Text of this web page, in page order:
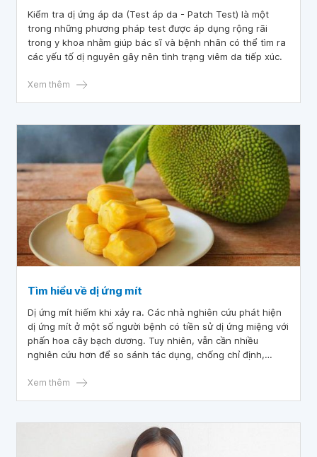
Kiểm tra dị ứng áp da (Test áp da - Patch Test) là một
trong những phương pháp test được áp dụng rộng rãi
trong y khoa nhằm giúp bác sĩ và bệnh nhân có thể tìm ra
các yếu tố dị nguyên gây nên tình trạng viêm da tiếp xúc.
Xem thêm
Tìm hiểu về dị ứng mít
Dị ứng mít hiếm khi xảy ra. Các nhà nghiên cứu phát hiện
dị ứng mít ở một số người bệnh có tiền sử dị ứng miệng với
phấn hoa cây bạch dương. Tuy nhiên, vẫn cần nhiều
nghiên cứu hơn để so sánh tác dụng, chống chỉ định,
Xem thêm